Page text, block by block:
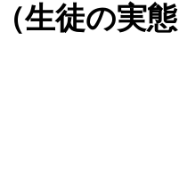
生徒の実態